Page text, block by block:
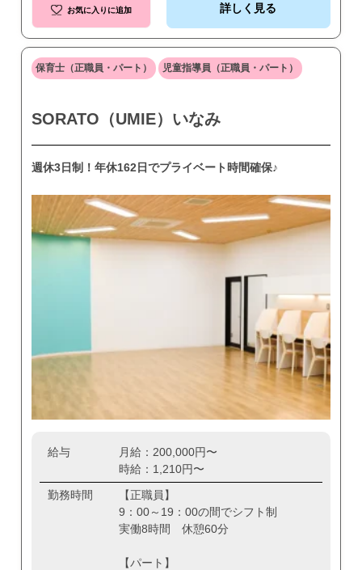
お気に入りに追加 詳しく見る
保育士（正職員・パート） 児童指導員（正職員・パート）
SORATO（UMIE）いなみ
週休3日制！年休162日でプライベート時間確保♪
給与
月給：200,000円〜
時給：1,210円〜
勤務時間
【正職員】
9：00～19：00の間でシフト制
実働8時間 休憩60分
【パート】